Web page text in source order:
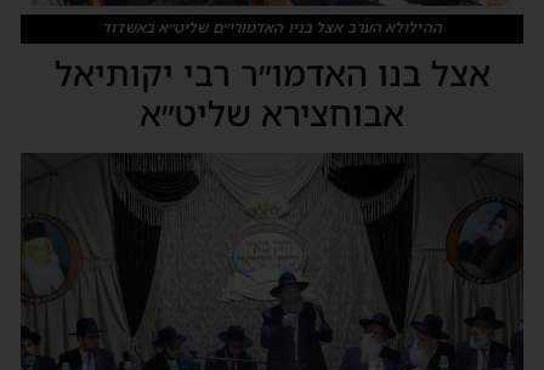
ההילולא הערב אצל בניו האדמורי״ם שליט״א באשדוד
אצל בנו האדמו״ר רבי יקותיאל
אבוחצירא שליט״א